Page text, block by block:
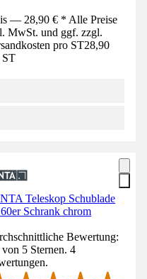
— 28,90 € * Alle Preise
MwSt. und ggf. zzgl.
pro ST28,90
ST
Teleskop Schublade
Schrank chrom
Bewertung:
5 Sternen. 4